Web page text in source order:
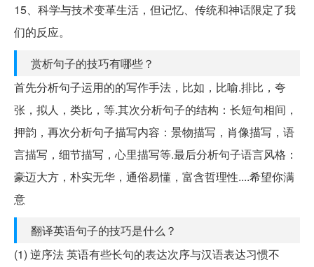
15、科学与技术变革生活，但记忆、传统和神话限定了我
们的反应。
赏析句子的技巧有哪些？
首先分析句子运用的的写作手法，比如，比喻.排比，夸
张，拟人，类比，等.其次分析句子的结构：长短句相间，
押韵，再次分析句子描写内容：景物描写，肖像描写，语
言描写，细节描写，心里描写等.最后分析句子语言风格：
豪迈大方，朴实无华，通俗易懂，富含哲理性....希望你满
意
翻译英语句子的技巧是什么？
(1) 逆序法 英语有些长句的表达次序与汉语表达习惯不